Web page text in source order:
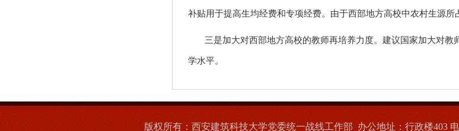
补贴用于提高生均经费和专项经费。由于西部地方高校中农村生源
三是加大对西部地方高校的教师再培养力度。建议国家加大对
学水平。
版权所有：西安建筑科技大学党委统一战线工作部 办公地址：行政楼403 电